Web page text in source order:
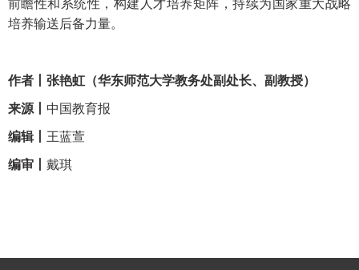
前瞻性和系统性，构建人才培养矩阵，持续为国家重大战略
培养输送后备力量。
作者丨张艳虹（华东师范大学教务处副处长、副教授）
来源丨 中国教育报
编辑丨 王蓝萱
编审丨 戴琪